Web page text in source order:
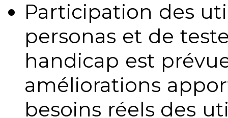
Participation des
personas et de
handicap est
améliorations
besoins réels des